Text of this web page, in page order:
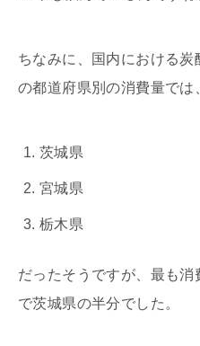
ちなみに、国内における炭
の都道府県別の消費量では
茨城県
宮城県
栃木県
だったそうですが、最も
で茨城県の半分でした。